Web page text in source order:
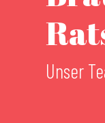
Unser